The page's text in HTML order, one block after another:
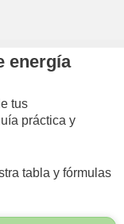
energía
tus
práctica y
tabla y fórmulas